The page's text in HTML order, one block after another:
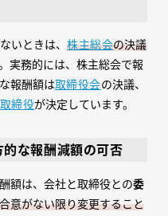
いときは、株主総会の決議
実務的には、株主総会で報
報酬額は取締役会の決議、
締役が決定しています。
な報酬減額の可否
額は、会社と取締役との委
意がない限り変更すること